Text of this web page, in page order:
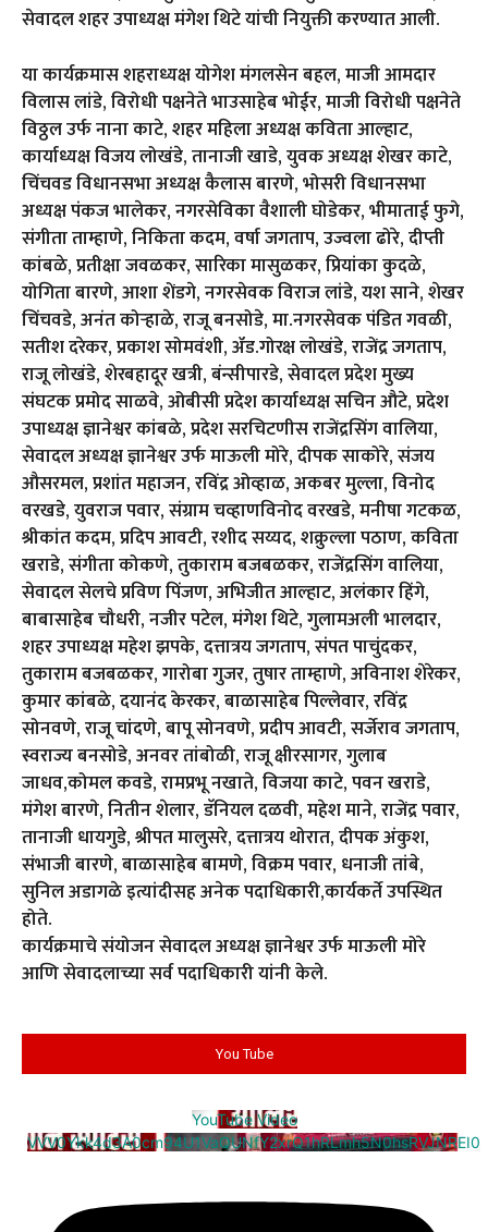
सेवादल शहर उपाध्यक्ष मंगेश थिटे यांची नियुक्ती करण्यात आली.
या कार्यक्रमास शहराध्यक्ष योगेश मंगलसेन बहल, माजी आमदार
विलास लांडे, विरोधी पक्षनेते भाउसाहेब भोईर, माजी विरोधी पक्षनेते
विठ्ठल उर्फ नाना काटे, शहर महिला अध्यक्ष कविता आल्हाट,
कार्याध्यक्ष विजय लोखंडे, तानाजी खाडे, युवक अध्यक्ष शेखर काटे,
चिंचवड विधानसभा अध्यक्ष कैलास बारणे, भोसरी विधानसभा
अध्यक्ष पंकज भालेकर, नगरसेविका वैशाली घोडेकर, भीमाताई फुगे,
संगीता ताम्हाणे, निकिता कदम, वर्षा जगताप, उज्वला ढोरे, दीप्ती
कांबळे, प्रतीक्षा जवळकर, सारिका मासुळकर, प्रियांका कुदळे,
योगिता बारणे, आशा शेंडगे, नगरसेवक विराज लांडे, यश साने, शेखर
चिंचवडे, अनंत कोऱ्हाळे, राजू बनसोडे, मा.नगरसेवक पंडित गवळी,
सतीश दरेकर, प्रकाश सोमवंशी, ॲड.गोरक्ष लोखंडे, राजेंद्र जगताप,
राजू लोखंडे, शेरबहादूर खत्री, बंन्सीपारडे, सेवादल प्रदेश मुख्य
संघटक प्रमोद साळवे, ओबीसी प्रदेश कार्याध्यक्ष सचिन औटे, प्रदेश
उपाध्यक्ष ज्ञानेश्वर कांबळे, प्रदेश सरचिटणीस राजेंद्रसिंग वालिया,
सेवादल अध्यक्ष ज्ञानेश्वर उर्फ माऊली मोरे, दीपक साकोरे, संजय
औसरमल, प्रशांत महाजन, रविंद्र ओव्हाळ, अकबर मुल्ला, विनोद
वरखडे, युवराज पवार, संग्राम चव्हाणविनोद वरखडे, मनीषा गटकळ,
श्रीकांत कदम, प्रदिप आवटी, रशीद सय्यद, शक्रुल्ला पठाण, कविता
खराडे, संगीता कोकणे, तुकाराम बजबळकर, राजेंद्रसिंग वालिया,
सेवादल सेलचे प्रविण पिंजण, अभिजीत आल्हाट, अलंकार हिंगे,
बाबासाहेब चौधरी, नजीर पटेल, मंगेश थिटे, गुलामअली भालदार,
शहर उपाध्यक्ष महेश झपके, दत्तात्रय जगताप, संपत पाचुंदकर,
तुकाराम बजबळकर, गारोबा गुजर, तुषार ताम्हाणे, अविनाश शेरेकर,
कुमार कांबळे, दयानंद केरकर, बाळासाहेब पिल्लेवार, रविंद्र
सोनवणे, राजू चांदणे, बापू सोनवणे, प्रदीप आवटी, सर्जेराव जगताप,
स्वराज्य बनसोडे, अनवर तांबोळी, राजू क्षीरसागर, गुलाब
जाधव,कोमल कवडे, रामप्रभू नखाते, विजया काटे, पवन खराडे,
मंगेश बारणे, नितीन शेलार, डॅनियल दळवी, महेश माने, राजेंद्र पवार,
तानाजी धायगुडे, श्रीपत मालुसरे, दत्तात्रय थोरात, दीपक अंकुश,
संभाजी बारणे, बाळासाहेब बामणे, विक्रम पवार, धनाजी तांबे,
सुनिल अडागळे इत्यांदीसह अनेक पदाधिकारी,कार्यकर्ते उपस्थित
होते.
कार्यक्रमाचे संयोजन सेवादल अध्यक्ष ज्ञानेश्वर उर्फ माऊली मोरे
आणि सेवादलाच्या सर्व पदाधिकारी यांनी केले.
You Tube
YouTube Video
VVV0Ykk4d3A0cm94U1VaQUNfY2xrQ1hRLmh5N0hsRVJNREI0